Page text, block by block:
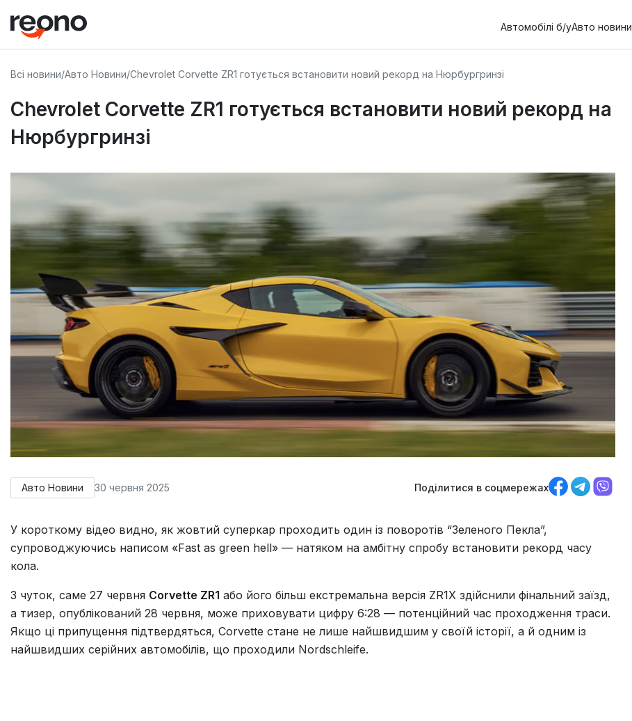
Автомобілі б/уАвто новини
Всі новини/Авто Новини/Chevrolet Corvette ZR1 готується встановити новий рекорд на Нюрбургринзі
Chevrolet Corvette ZR1 готується встановити новий рекорд на
Нюрбургринзі
Авто Новини 30 червня 2025 Поділитися в соцмережах
У короткому відео видно, як жовтий суперкар проходить один із поворотів “Зеленого Пекла”,
супроводжуючись написом «Fast as green hell» — натяком на амбітну спробу встановити рекорд часу
кола.
З чуток, саме 27 червня Corvette ZR1 або його більш екстремальна версія ZR1X здійснили фінальний заїзд,
а тизер, опублікований 28 червня, може приховувати цифру 6:28 — потенційний час проходження траси.
Якщо ці припущення підтвердяться, Corvette стане не лише найшвидшим у своїй історії, а й одним із
найшвидших серійних автомобілів, що проходили Nordschleife.